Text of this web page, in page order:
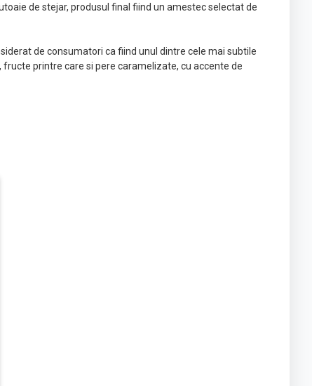
de stejar, produsul final fiind un amestec selectat de
de consumatori ca fiind unul dintre cele mai subtile
printre care si pere caramelizate, cu accente de